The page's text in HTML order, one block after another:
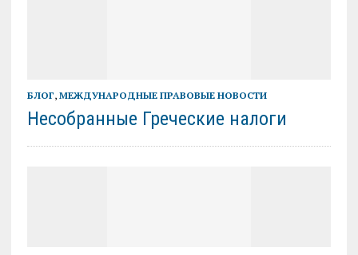
БЛОГ, МЕЖДУНАРОДНЫЕ ПРАВОВЫЕ НОВОСТИ
Несобранные Греческие налоги